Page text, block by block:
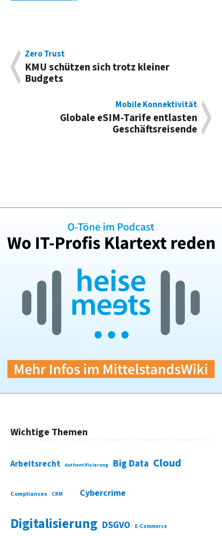
Zero Trust
KMU schützen sich trotz kleiner
Budgets
Mobile Konnektivität
Globale eSIM-Tarife entlasten
Geschäftsreisende
Wichtige Themen
Arbeitsrecht Authentifizierung Big Data Cloud
Compliances CRM Cybercrime
Digitalisierung DSGVO E-Commerce